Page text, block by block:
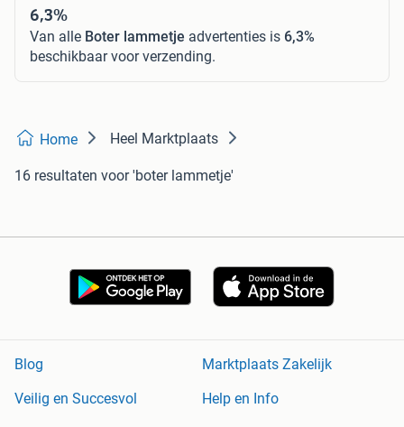
6,3%
Van alle Boter lammetje advertenties is 6,3%
beschikbaar voor verzending.
Home Heel Marktplaats
16 resultaten voor 'boter lammetje'
Blog
Marktplaats Zakelijk
Veilig en Succesvol
Help en Info